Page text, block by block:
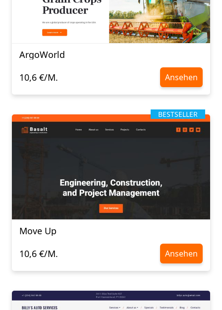
ArgoWorld
10,6 €/M.
Ansehen
BESTSELLER
Move Up
10,6 €/M.
Ansehen